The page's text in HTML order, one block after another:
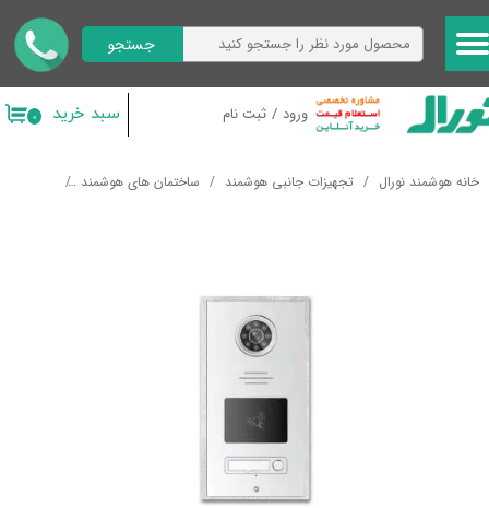
ورود / ثبت نام
حساب کاربری من
تغییر گذر واژه
خروج از حساب کاربری
جستجو
۰ سبد خرید
خانه هوشمند نورال تجهیزات جانبی هوشمند ساختمان های هوشمند